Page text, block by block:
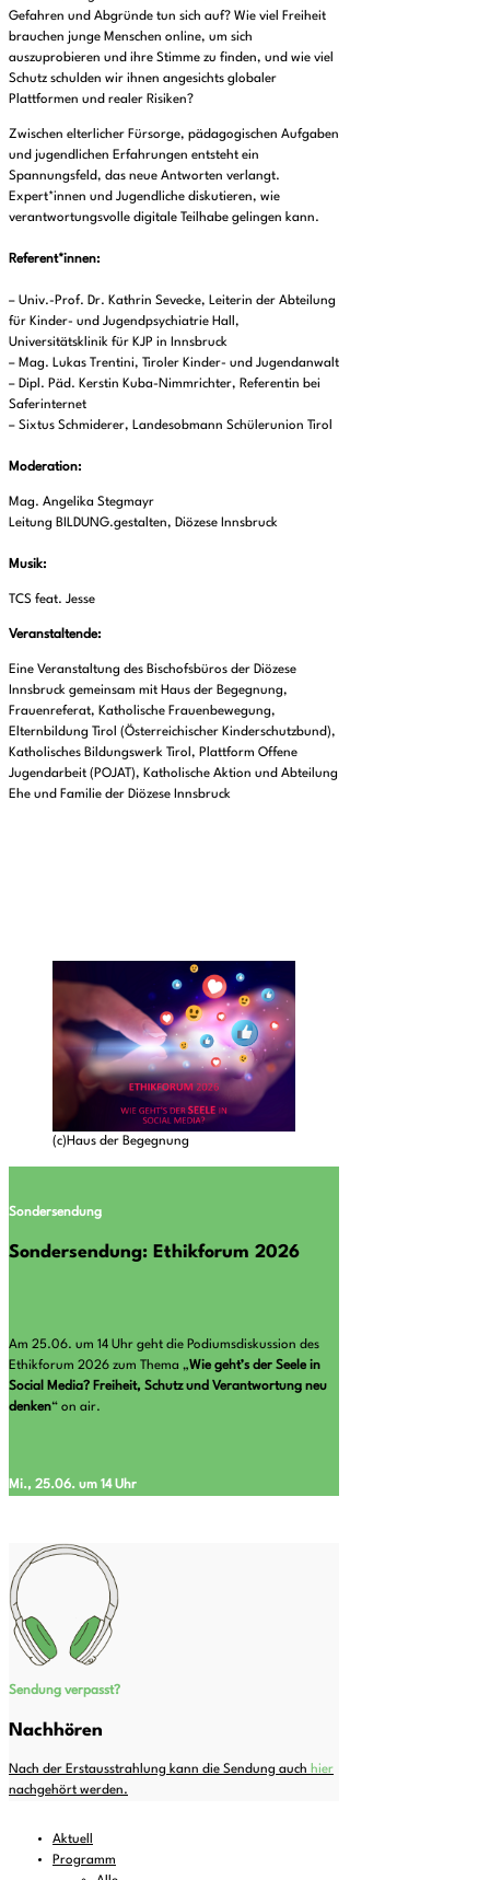
Gefahren und Abgründe tun sich auf? Wie viel Freiheit
brauchen junge Menschen online, um sich
auszuprobieren und ihre Stimme zu finden, und wie viel
Schutz schulden wir ihnen angesichts globaler
Plattformen und realer Risiken?
Zwischen elterlicher Fürsorge, pädagogischen Aufgaben
und jugendlichen Erfahrungen entsteht ein
Spannungsfeld, das neue Antworten verlangt.
Expert*innen und Jugendliche diskutieren, wie
verantwortungsvolle digitale Teilhabe gelingen kann.
Referent*innen:
– Univ.-Prof. Dr. Kathrin Sevecke, Leiterin der Abteilung
für Kinder- und Jugendpsychiatrie Hall,
Universitätsklinik für KJP in Innsbruck
– Mag. Lukas Trentini, Tiroler Kinder- und Jugendanwalt
– Dipl. Päd. Kerstin Kuba-Nimmrichter, Referentin bei
Saferinternet
– Sixtus Schmiderer, Landesobmann Schülerunion Tirol
Moderation:
Mag. Angelika Stegmayr
Leitung BILDUNG.gestalten, Diözese Innsbruck
Musik:
TCS feat. Jesse
Veranstaltende:
Eine Veranstaltung des Bischofsbüros der Diözese
Innsbruck gemeinsam mit Haus der Begegnung,
Frauenreferat, Katholische Frauenbewegung,
Elternbildung Tirol (Österreichischer Kinderschutzbund),
Katholisches Bildungswerk Tirol, Plattform Offene
Jugendarbeit (POJAT), Katholische Aktion und Abteilung
Ehe und Familie der Diözese Innsbruck
(c)Haus der Begegnung
Sondersendung
Sondersendung: Ethikforum 2026
Am 25.06. um 14 Uhr geht die Podiumsdiskussion des
Ethikforum 2026 zum Thema „Wie geht’s der Seele in
Social Media? Freiheit, Schutz und Verantwortung neu
denken“ on air.
Mi., 25.06. um 14 Uhr
Sendung verpasst?
Nachhören
Nach der Erstausstrahlung kann die Sendung auch hier
nachgehört werden.
Aktuell
Programm